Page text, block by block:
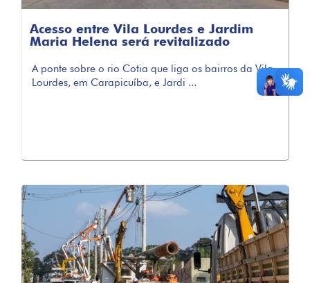
Acesso entre Vila Lourdes e Jardim
Maria Helena será revitalizado
A ponte sobre o rio Cotia que liga os bairros da Vila
Lourdes, em Carapicuíba, e Jardi ...